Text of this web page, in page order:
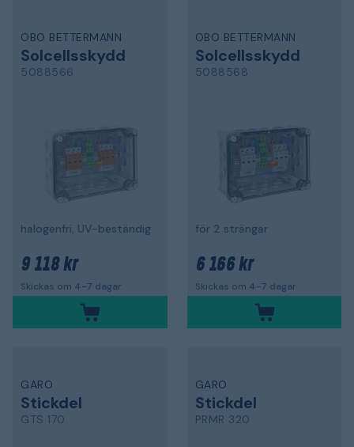
OBO BETTERMANN
Solcellsskydd
5088566
halogenfri, UV-beständig
9 118 kr
Skickas om 4-7 dagar
OBO BETTERMANN
Solcellsskydd
5088568
för 2 strängar
6 166 kr
Skickas om 4-7 dagar
GARO
Stickdel
GTS 170
GARO
Stickdel
PRMR 320